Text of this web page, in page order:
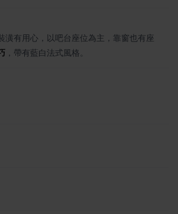
潢有用心，以吧台座位為主，靠窗也有座
，帶有藍白法式風格。